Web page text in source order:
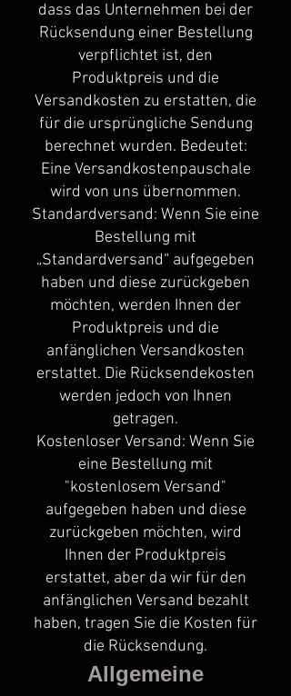
dass das Unternehmen bei der
Rücksendung einer Bestellung
verpflichtet ist, den
Produktpreis und die
Versandkosten zu erstatten, die
für die ursprüngliche Sendung
berechnet wurden. Bedeutet:
Eine Versandkostenpauschale
wird von uns übernommen.
Standardversand: Wenn Sie eine
Bestellung mit
„Standardversand“ aufgegeben
haben und diese zurückgeben
möchten, werden Ihnen der
Produktpreis und die
anfänglichen Versandkosten
erstattet. Die Rücksendekosten
werden jedoch von Ihnen
getragen.
Kostenloser Versand: Wenn Sie
eine Bestellung mit
"kostenlosem Versand"
aufgegeben haben und diese
zurückgeben möchten, wird
Ihnen der Produktpreis
erstattet, aber da wir für den
anfänglichen Versand bezahlt
haben, tragen Sie die Kosten für
die Rücksendung.
Allgemeine